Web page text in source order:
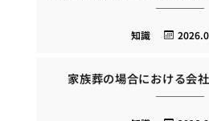
知識
家族葬の場合における会